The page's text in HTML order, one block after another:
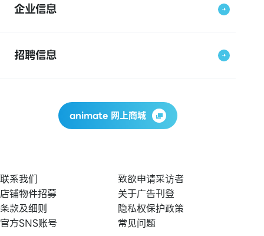
企业信息
招聘信息
animate 网上商城
联系我们
致欲申请采访者
店铺物件招募
关于广告刊登
条款及细则
隐私权保护政策
官方SNS账号
常见问题